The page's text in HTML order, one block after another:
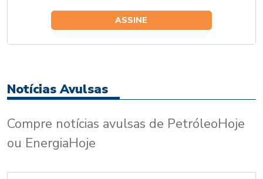
ASSINE
Notícias Avulsas
Compre notícias avulsas de PetróleoHoje
ou EnergiaHoje